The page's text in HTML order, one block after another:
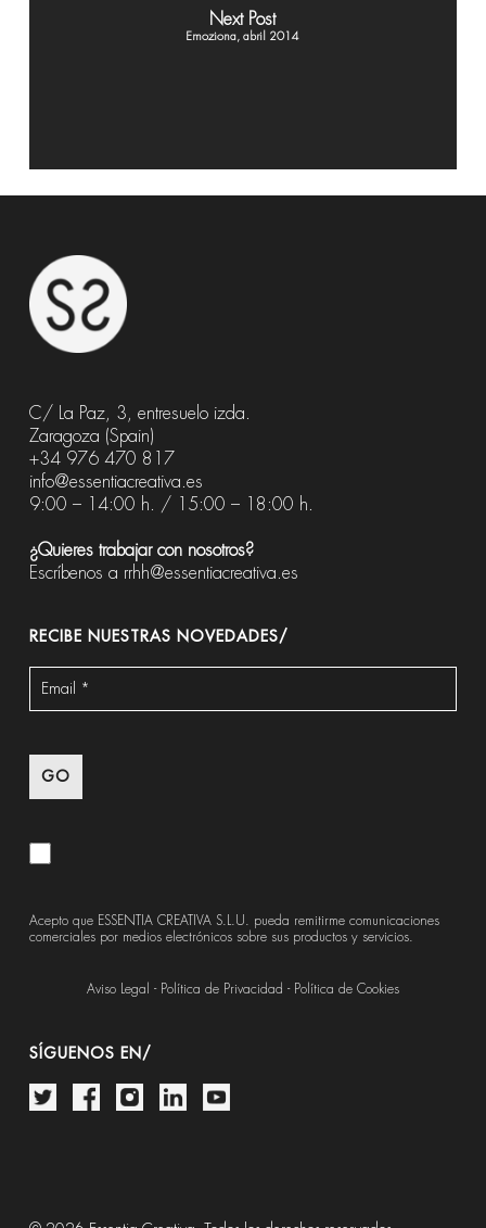
Next Post
Emoziona, abril 2014
C/ La Paz, 3, entresuelo izda.
Zaragoza (Spain)
+34 976 470 817
info@essentiacreativa.es
9:00 – 14:00 h. / 15:00 – 18:00 h.
¿Quieres trabajar con nosotros?
Escríbenos a rrhh@essentiacreativa.es
RECIBE NUESTRAS NOVEDADES/
Acepto que ESSENTIA CREATIVA S.L.U. pueda remitirme comunicaciones
comerciales por medios electrónicos sobre sus productos y servicios.
Aviso Legal - Política de Privacidad - Política de Cookies
SÍGUENOS EN/